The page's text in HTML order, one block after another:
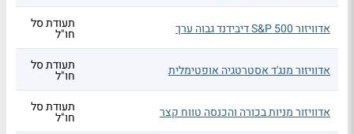
אדוויזור S&P 500 דיבידנד גבוה ערך תעודת סל
חו"ל
אדוויזור מנג'ד אסטרטגיה אופטימלית תעודת סל
חו"ל
אדוויזור מניות בכורה והכנסה טווח קצר תעודת סל
חו"ל